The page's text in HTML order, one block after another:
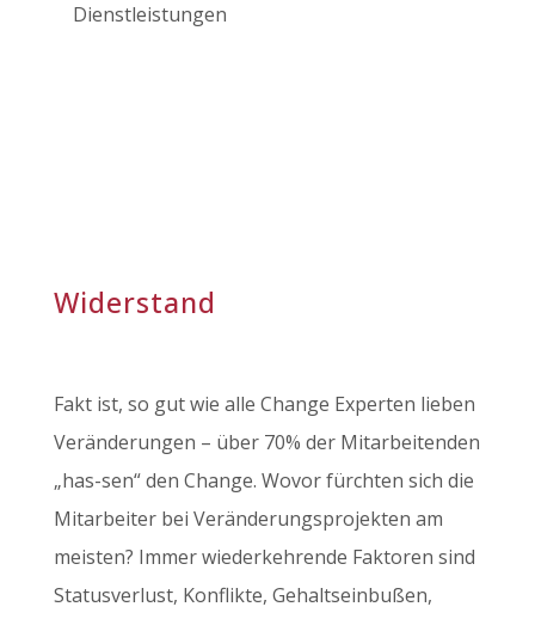
Dienstleistungen
Widerstand
Fakt ist, so gut wie alle Change Experten lieben
Veränderungen – über 70% der Mitarbeitenden
„has-sen“ den Change. Wovor fürchten sich die
Mitarbeiter bei Veränderungsprojekten am
meisten? Immer wiederkehrende Faktoren sind
Statusverlust, Konflikte, Gehaltseinbußen,